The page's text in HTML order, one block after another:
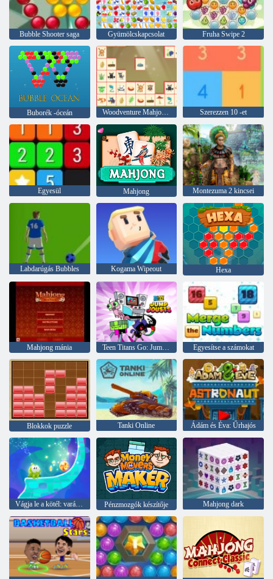
Bubble Shooter saga Gyümölcskapcsolat Fruha Swipe 2
Buborék -óceán Woodventure Mahjong Connect Szerezzen 10 -et
Egyesül Mahjong Montezuma 2 kincsei
Labdarúgás Bubbles Kogama Wipeout Hexa
Mahjong mánia Teen Titans Go: Jump Jousts Egyesítse a számokat
Blokkok puzzle Tanki Online Ádám és Éva: Űrhajós
Pénzmozgók készítője Mahjong dark